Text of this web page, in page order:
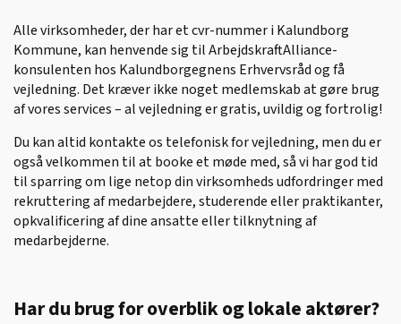
Alle virksomheder, der har et cvr-nummer i Kalundborg
Kommune, kan henvende sig til ArbejdskraftAlliance-
konsulenten hos Kalundborgegnens Erhvervsråd og få
vejledning. Det kræver ikke noget medlemskab at gøre brug
af vores services – al vejledning er gratis, uvildig og fortrolig!
Du kan altid kontakte os telefonisk for vejledning, men du er
også velkommen til at booke et møde med, så vi har god tid
til sparring om lige netop din virksomheds udfordringer med
rekruttering af medarbejdere, studerende eller praktikanter,
opkvalificering af dine ansatte eller tilknytning af
medarbejderne.
Har du brug for overblik og lokale aktører?